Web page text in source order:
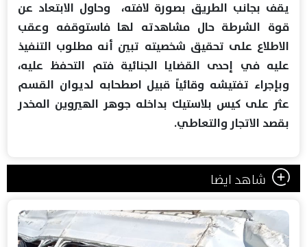
يقف بجانب الطريق بصورة لافته، وحاول الابتعاد عن
قوة الشرطة حال مشاهدته لها فاستوقفه وعقب
الاطلاع على تحقيق شخصيته تبين أنه مطلوب التنفيذ
عليه في إحدى القضايا الجنائية فتم التحفظ عليه،
وبإجراء تفتيشه وقائياً قبيل اصطحابه لديوان القسم
عثر على كيس بلاستيك بداخله جوهر الهيروين المخدر
بقصد الاتجار والتعاطي.
شاهد ايضا